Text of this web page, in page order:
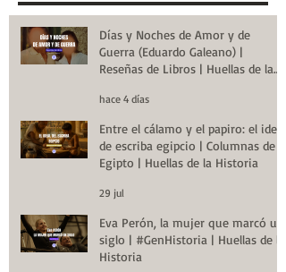
Días y Noches de Amor y de
Guerra (Eduardo Galeano) |
Reseñas de Libros | Huellas de la
hace 4 días
Entre el cálamo y el papiro: el ideal
de escriba egipcio | Columnas de
Egipto | Huellas de la Historia
29 jul
Eva Perón, la mujer que marcó un
siglo | #GenHistoria | Huellas de la
Historia